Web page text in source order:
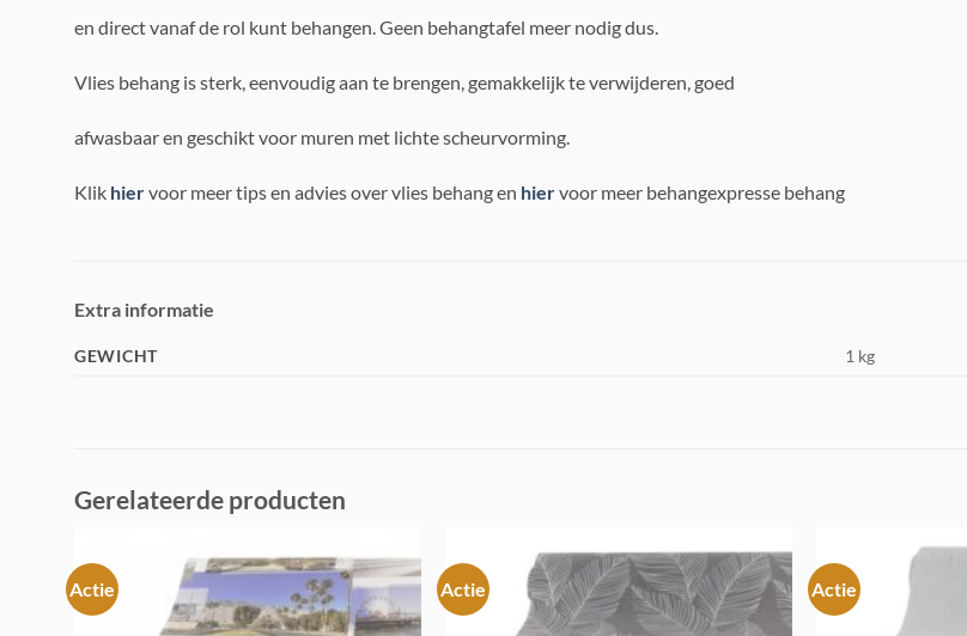
en direct vanaf de rol kunt behangen. Geen behangtafel meer nodig dus.
Vlies behang is sterk, eenvoudig aan te brengen, gemakkelijk te verwijderen, goed
afwasbaar en geschikt voor muren met lichte scheurvorming.
Klik hiervoor meer tips en advies over vlies behang en hiervoor meer behangexpresse behang
Extra informatie
GEWICHT 1 kg
Gerelateerde producten
Actie
Toevoegen
aan
verlanglijst
Actie
Toevoegen
aan
verlanglijst
Actie